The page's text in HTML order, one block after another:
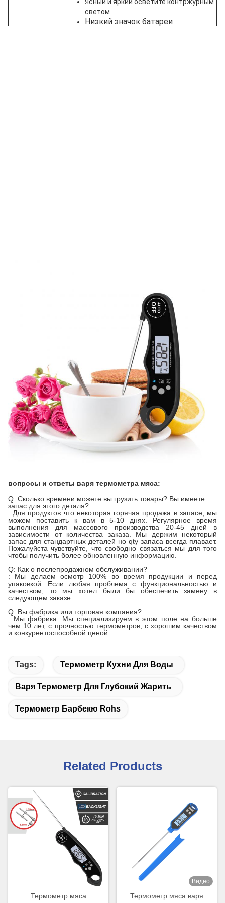
светом
Низкий значок батареи
вопросы и ответы варя термометра мяса:
Q: Сколько времени можете вы грузить товары? Вы имеете
запас для этого деталя?
: Для продуктов что некоторая горячая продажа в запасе, мы
можем поставить к вам в 5-10 днях. Регулярное время
выполнения для массового производства 20-45 дней в
зависимости от количества заказа. Мы держим некоторый
запас для стандартных деталей но qty запаса всегда плавает.
Пожалуйста чувствуйте, что свободно связаться мы для того
чтобы получить более обновленную информацию.
Q: Как о послепродажном обслуживании?
: Мы делаем осмотр 100% во время продукции и перед
упаковкой. Если любая проблема с функциональностью и
качеством, то мы хотел были бы обеспечить замену в
следующем заказе.
Q: Вы фабрика или торговая компания?
: Мы фабрика. Мы специализируем в этом поле на больше
чем 10 лет, с прочностью термометров, с хорошим качеством
и конкурентоспособной ценой.
Tags: Термометр Кухни Для Воды
Варя Термометр Для Глубокий Жарить
Термометр Барбекю Rohs
Related Products
Термометр мяса
Видео
Термометр мяса варя